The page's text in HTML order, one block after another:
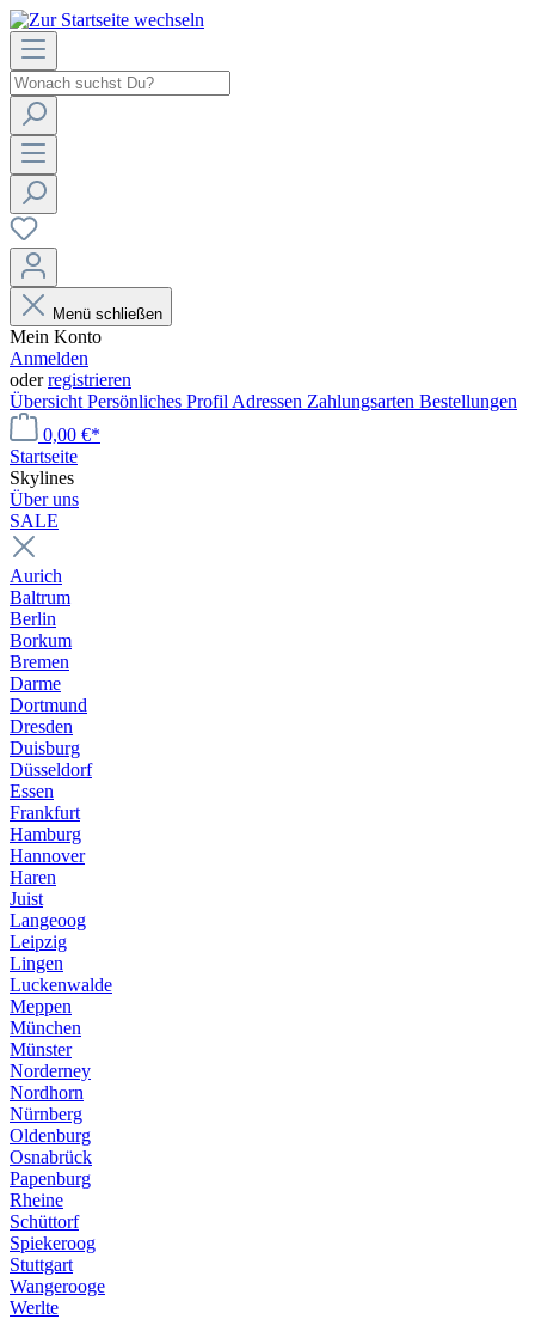
Menü schließen
Mein Konto
Anmelden
oderregistrieren
Übersicht Persönliches Profil Adressen Zahlungsarten Bestellungen
0,00 €*
Startseite
Skylines
Über uns
SALE
Aurich
Baltrum
Berlin
Borkum
Bremen
Darme
Dortmund
Dresden
Duisburg
Düsseldorf
Essen
Frankfurt
Hamburg
Hannover
Haren
Juist
Langeoog
Leipzig
Lingen
Luckenwalde
Meppen
München
Münster
Norderney
Nordhorn
Nürnberg
Oldenburg
Osnabrück
Papenburg
Rheine
Schüttorf
Spiekeroog
Stuttgart
Wangerooge
Werlte